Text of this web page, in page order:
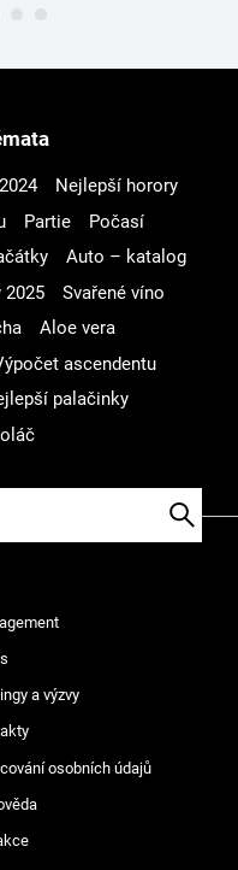
Nejlepší horory
Partie
Počasí
Auto – katalog
2025
Svařené víno
Aloe vera
ascendentu
palačinky
a výzvy
osobních údajů